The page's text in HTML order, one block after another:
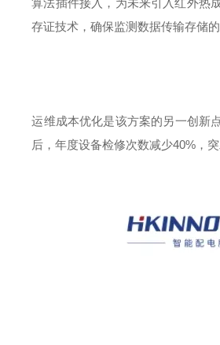
算法插件接入，为未来引入红外热
存证技术，确保监测数据传输存储的
运维成本优化是该方案的另一创新
后，年度设备检修次数减少40% ，